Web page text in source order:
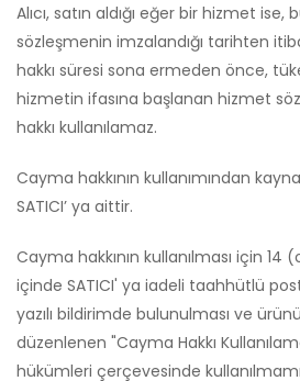
Alıcı, satın aldığı eğer bir hizmet ise,
sözleşmenin imzalandığı tarihten
hakkı süresi sona ermeden önce,
hizmetin ifasına başlanan hizmet
hakkı kullanılamaz.
Cayma hakkının kullanımından
SATICI’ ya aittir.
Cayma hakkının kullanılması için
içinde SATICI' ya iadeli taahhütlü
yazılı bildirimde bulunulması ve
düzenlenen "Cayma Hakkı
hükümleri çerçevesinde